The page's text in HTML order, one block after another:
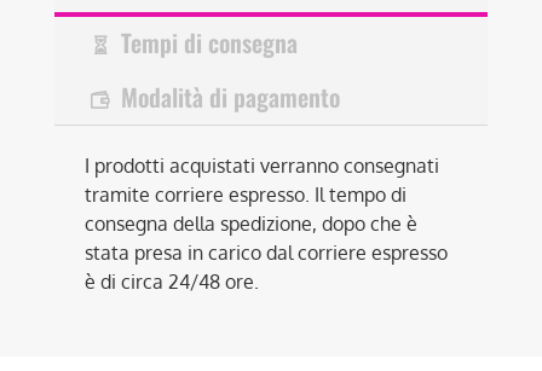
Tempi di consegna
Modalità di pagamento
I prodotti acquistati verranno consegnati
tramite corriere espresso. Il tempo di
consegna della spedizione, dopo che è
stata presa in carico dal corriere espresso
è di circa 24/48 ore.